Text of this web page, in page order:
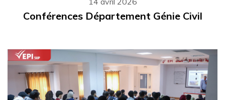
Conférences Département Génie Civil